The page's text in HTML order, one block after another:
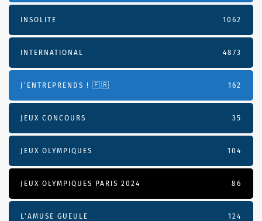
INSOLITE 1062
INTERNATIONAL 4873
J'ENTREPRENDS ! 🇫🇷 162
JEUX CONCOURS 35
JEUX OLYMPIQUES 104
JEUX OLYMPIQUES PARIS 2024 86
L'AMUSE GUEULE 124